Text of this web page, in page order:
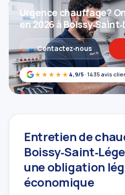
★★★★★ 4,9/5 · 1435 avis
Urgence chauffage?
en 2026 à
Contactez‑nous
Entretien de
une obligation
économique